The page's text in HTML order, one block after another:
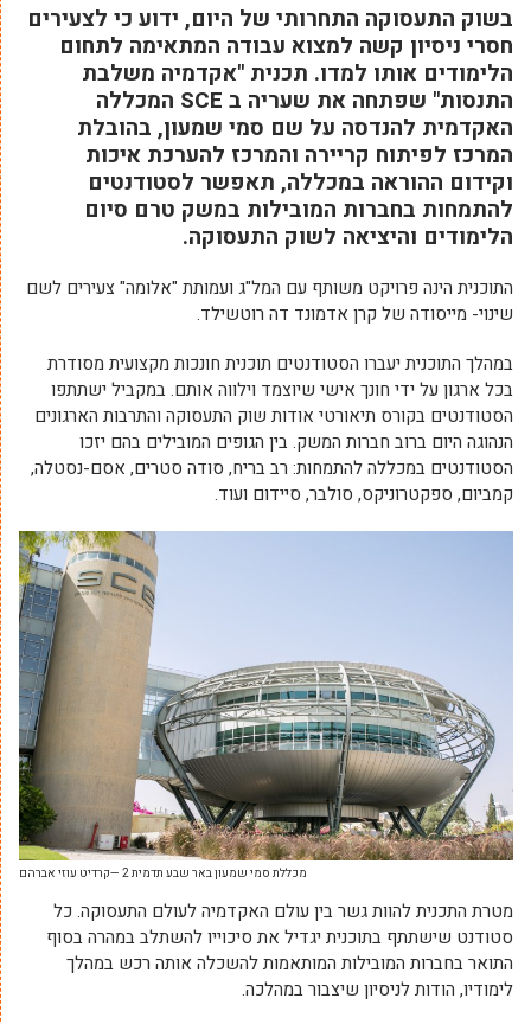
בשוק התעסוקה התחרותי של היום, ידוע כי לצעירים
חסרי ניסיון קשה למצוא עבודה המתאימה לתחום
הלימודים אותו למדו. תכנית "אקדמיה משלבת
התנסות" שפתחה את שעריה ב SCE המכללה
האקדמית להנדסה על שם סמי שמעון, בהובלת
המרכז לפיתוח קריירה והמרכז להערכת איכות
וקידום ההוראה במכללה, תאפשר לסטודנטים
להתמחות בחברות המובילות במשק טרם סיום
הלימודים והיציאה לשוק התעסוקה.
התוכנית הינה פרויקט משותף עם המל"ג ועמותת "אלומה" צעירים לשם
שינוי- מייסודה של קרן אדמונד דה רוטשילד.
במהלך התוכנית יעברו הסטודנטים תוכנית חונכות מקצועית מסודרת
בכל ארגון על ידי חונך אישי שיוצמד וילווה אותם. במקביל ישתתפו
הסטודנטים בקורס תיאורטי אודות שוק התעסוקה והתרבות הארגונים
הנהוגה היום ברוב חברות המשק. בין הגופים המובילים בהם יזכו
הסטודנטים במכללה להתמחות: רב בריח, סודה סטרים, אסם-נסטלה,
קמביום, ספקטרוניקס, סולבר, סיידום ועוד.
מכללת סמי שמעון באר שבע תדמית 2 —קרדיט עוזי אברהם
מטרת התכנית להוות גשר בין עולם האקדמיה לעולם התעסוקה. כל
סטודנט שישתתף בתוכנית יגדיל את סיכוייו להשתלב במהרה בסוף
התואר בחברות המובילות המותאמות להשכלה אותה רכש במהלך
לימודיו, הודות לניסיון שיצבור במהלכה.